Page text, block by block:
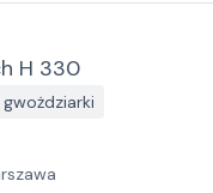
H 330